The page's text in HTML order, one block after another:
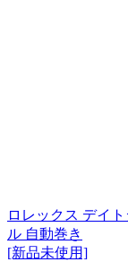
ロレックス デイ
ル 自動巻き
[新品未使用]